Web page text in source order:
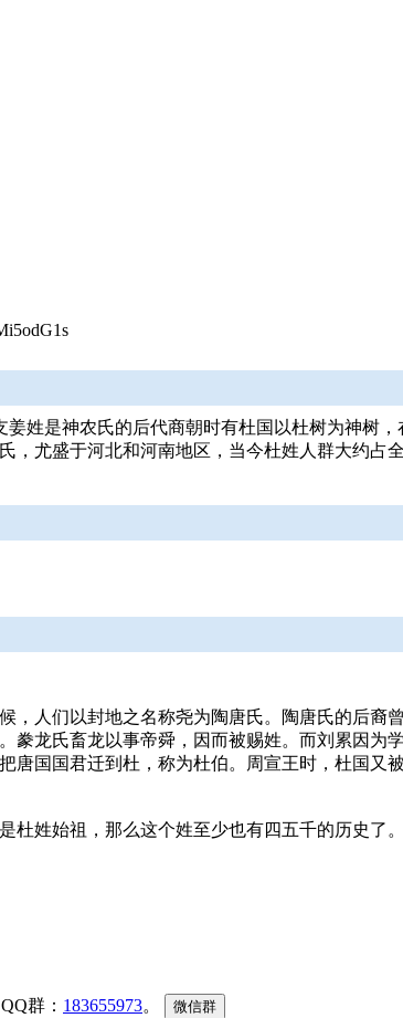
姓是神农氏的后代商朝时有杜国以杜树为神树
尤盛于河北和河南地区，当今杜姓人群大约占全
人们以封地之名称尧为陶唐氏。陶唐氏的后裔
龙氏畜龙以事帝舜，因而被赐姓。而刘累因为
国国君迁到杜，称为杜伯。周宣王时，杜国又
姓始祖，那么这个姓至少也有四五千的历史了。
群： 183655973。 微信群